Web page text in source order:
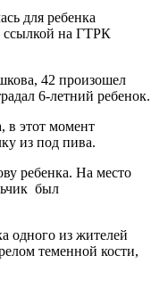
для ребенка
ссылкой на ГТРК
42 произошел
6-летний ребенок.
в этот момент
из под пива.
ребенка. На место
был
одного из жителей
теменной кости,